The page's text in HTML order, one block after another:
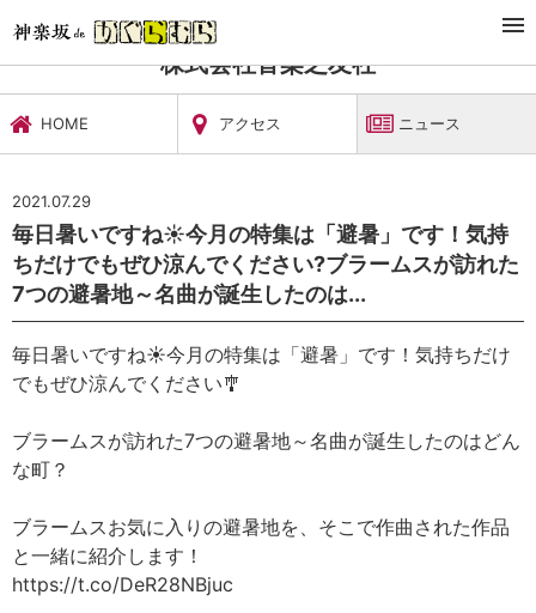
文化施設・ギャラリー
株式会社音楽之友社
HOME アクセス ニュース
2021.07.29
毎日暑いですね☀今月の特集は「避暑」です！気持
ちだけでもぜひ涼んでください?ブラームスが訪れた
7つの避暑地～名曲が誕生したのは...
毎日暑いですね☀今月の特集は「避暑」です！気持ちだけ
でもぜひ涼んでください🎐
ブラームスが訪れた7つの避暑地～名曲が誕生したのはどん
な町？
ブラームスお気に入りの避暑地を、そこで作曲された作品
と一緒に紹介します！
https://t.co/DeR28NBjuc